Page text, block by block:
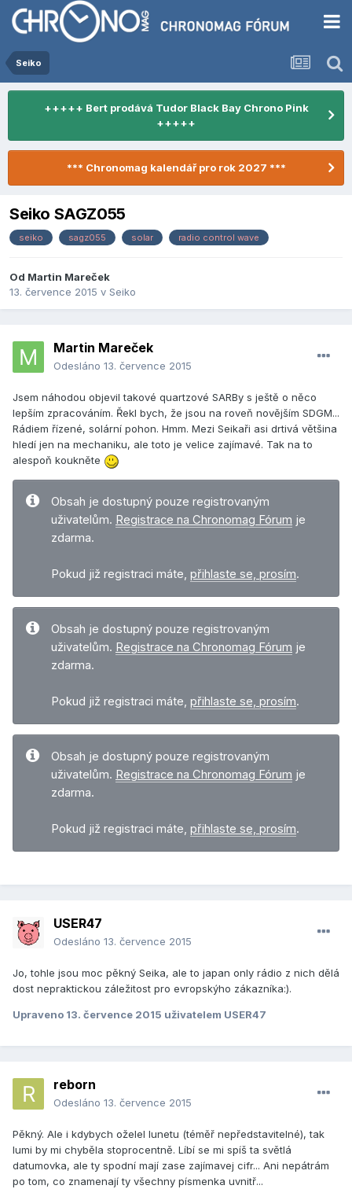
Seiko
+++++ Bert prodává Tudor Black Bay Chrono Pink
+++++
*** Chronomag kalendář pro rok 2027 ***
Seiko SAGZ055
seiko sagz055 solar radio control wave
Od Martin Mareček
13. července 2015 v Seiko
Martin Mareček
Odesláno 13. července 2015
Jsem náhodou objevil takové quartzové SARBy s ještě o něco
lepším zpracováním. Řekl bych, že jsou na roveň novějším SDGM...
Rádiem řízené, solární pohon. Hmm. Mezi Seikaři asi drtivá většina
hledí jen na mechaniku, ale toto je velice zajímavé. Tak na to
alespoň koukněte
Obsah je dostupný pouze registrovaným
uživatelům. Registrace na Chronomag Fórum je
zdarma.
Pokud již registraci máte, přihlaste se, prosím.
Obsah je dostupný pouze registrovaným
uživatelům. Registrace na Chronomag Fórum je
zdarma.
Pokud již registraci máte, přihlaste se, prosím.
Obsah je dostupný pouze registrovaným
uživatelům. Registrace na Chronomag Fórum je
zdarma.
Pokud již registraci máte, přihlaste se, prosím.
USER47
Odesláno 13. července 2015
Jo, tohle jsou moc pěkný Seika, ale to japan only rádio z nich dělá
dost nepraktickou záležitost pro evropskýho zákazníka:).
Upraveno 13. července 2015 uživatelem USER47
reborn
Odesláno 13. července 2015
Pěkný. Ale i kdybych oželel lunetu (téměř nepředstavitelné), tak
lumi by mi chyběla stoprocentně. Líbí se mi spíš ta světlá
datumovka, ale ty spodní mají zase zajímavej cifr... Ani nepátrám
po tom, co znamenají ty všechny písmenka uvnitř...